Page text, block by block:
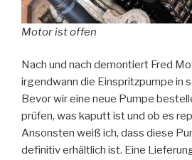
Motor ist offen
Nach und nach demontiert Fred
irgendwann die Einspritzpumpe in
Bevor wir eine neue Pumpe
prüfen, was kaputt ist und ob es
Ansonsten weiß ich, dass diese
definitiv erhältlich ist. Eine